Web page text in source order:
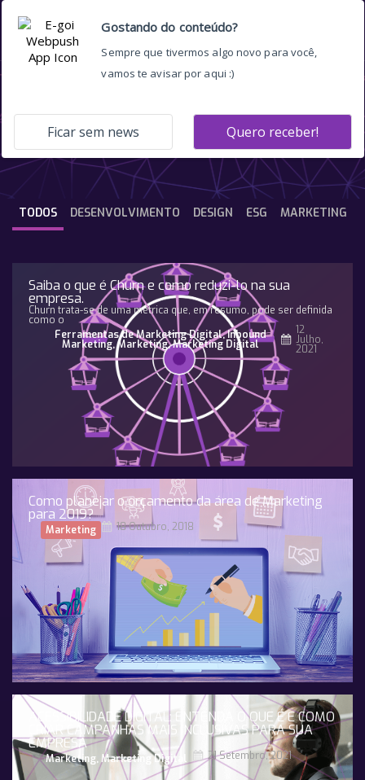
certificação
DESENVOLVIMENTO DESIGN ESG MARKETING
TODOS
Saiba o que é Churn e como reduzi-lo na sua
empresa.
Churn trata-se de uma métrica que, em resumo, pode ser definida
como o
Ferramentas de Marketing Digital,Inbound
Marketing,Marketing,Marketing Digital
12
Julho,
2021
Como planejar o orçamento da área de Marketing
para 2019?
Marketing 18 Outubro, 2018
ACESSIBILIDADE DIGITAL: ENTENDA O QUE É E COMO
CRIAR CAMPANHAS MAIS INCLUSIVAS PARA SUA
EMPRESA
Marketing, Marketing Digital 21 Setembro, 2021